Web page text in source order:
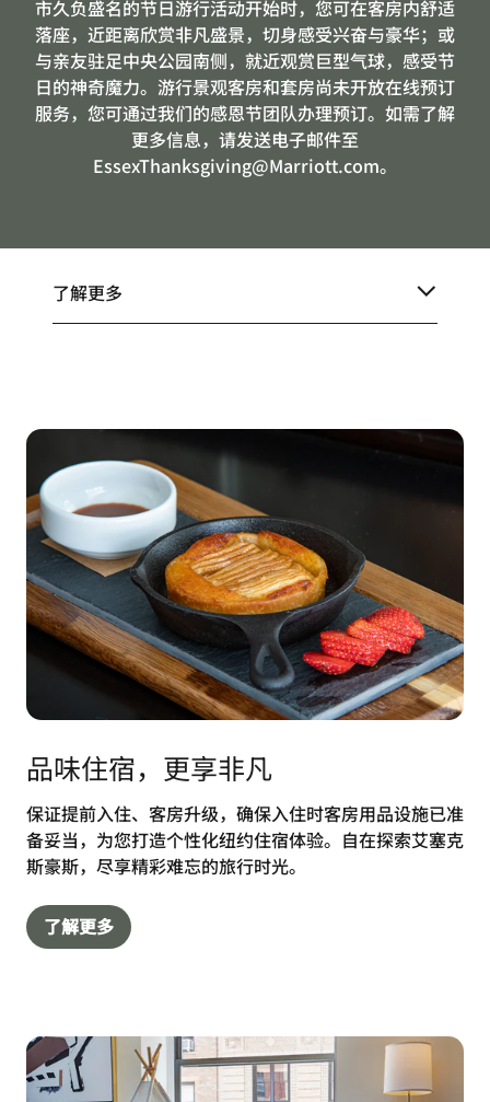
市久负盛名的节日游行活动开始时，您可在客房内舒适
落座，近距离欣赏非凡盛景，切身感受兴奋与豪华；或
与亲友驻足中央公园南侧，就近观赏巨型气球，感受节
日的神奇魔力。游行景观客房和套房尚未开放在线预订
服务，您可通过我们的感恩节团队办理预订。如需了解
更多信息，请发送电子邮件至
EssexThanksgiving@Marriott.com。
了解更多
品味住宿，更享非凡
保证提前入住、客房升级，确保入住时客房用品设施已准
备妥当，为您打造个性化纽约住宿体验。自在探索艾塞克
斯豪斯，尽享精彩难忘的旅行时光。
了解更多